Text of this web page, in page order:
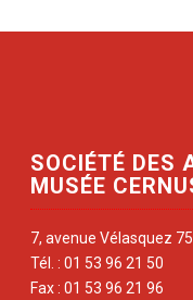
SOCIÉTÉ DES
MUSÉE
7, avenue Vélasquez
Tél. : 01 53 96 21 50
Fax : 01 53 96 21 96